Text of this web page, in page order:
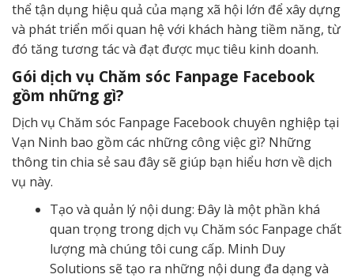
thể tận dụng hiệu quả của mạng xã hội lớn để xây dựng
và phát triển mối quan hệ với khách hàng tiềm năng, từ
đó tăng tương tác và đạt được mục tiêu kinh doanh.
Gói dịch vụ Chăm sóc Fanpage Facebook
gồm những gì?
Dịch vụ Chăm sóc Fanpage Facebook chuyên nghiệp tại
Vạn Ninh bao gồm các những công việc gì? Những
thông tin chia sẻ sau đây sẽ giúp bạn hiểu hơn về dịch
vụ này.
Tạo và quản lý nội dung: Đây là một phần khá
quan trọng trong dịch vụ Chăm sóc Fanpage chất
lượng mà chúng tôi cung cấp. Minh Duy
Solutions sẽ tạo ra những nội dung đa dạng và